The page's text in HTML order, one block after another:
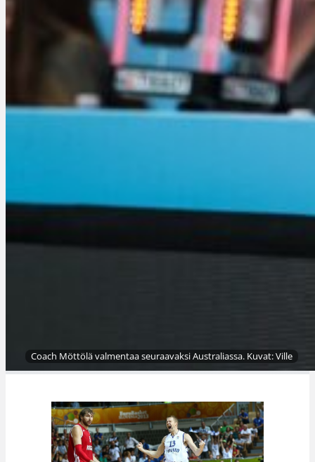
Coach Möttölä valmentaa seuraavaksi Australiassa. Kuvat: Ville